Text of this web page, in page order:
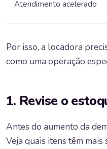
Atendimento acelerado
Por isso, a locadora
como uma operação
1. Revise o
Antes do aumento da
Veja quais itens têm mais